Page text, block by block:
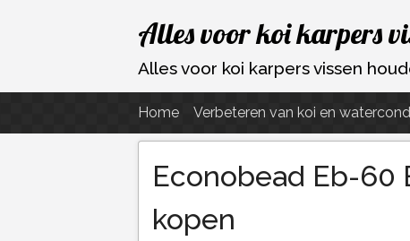
Ga
naar
de
Alles voor koi karpers
Alles voor koi karpers vissen
Home Verbeteren van koi en
Econobead Eb-60
kopen